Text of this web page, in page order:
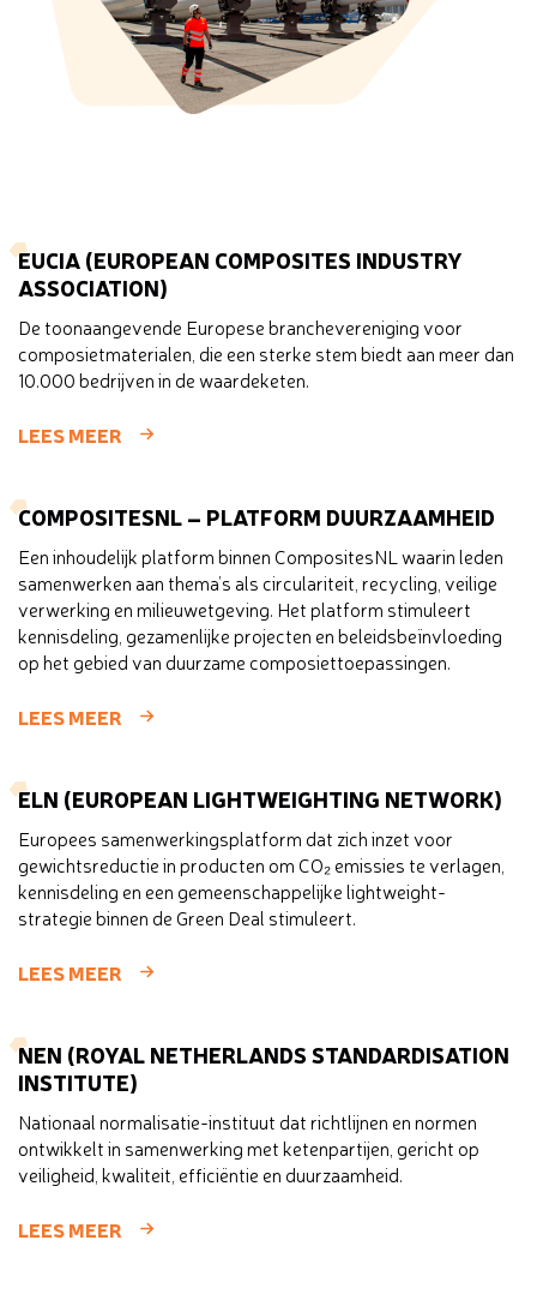
EUCIA (EUROPEAN COMPOSITES INDUSTRY
ASSOCIATION)
De toonaangevende Europese branchevereniging voor
composietmaterialen, die een sterke stem biedt aan meer dan
10.000 bedrijven in de waardeketen.
LEES MEER
COMPOSITESNL – PLATFORM DUURZAAMHEID
Een inhoudelijk platform binnen CompositesNL waarin leden
samenwerken aan thema’s als circulariteit, recycling, veilige
verwerking en milieuwetgeving. Het platform stimuleert
kennisdeling, gezamenlijke projecten en beleidsbeïnvloeding
op het gebied van duurzame composiettoepassingen.
LEES MEER
ELN (EUROPEAN LIGHTWEIGHTING NETWORK)
Europees samenwerkingsplatform dat zich inzet voor
gewichtsreductie in producten om CO₂ emissies te verlagen,
kennisdeling en een gemeenschappelijke lightweight-
strategie binnen de Green Deal stimuleert.
LEES MEER
NEN (ROYAL NETHERLANDS STANDARDISATION
INSTITUTE)
Nationaal normalisatie-instituut dat richtlijnen en normen
ontwikkelt in samenwerking met ketenpartijen, gericht op
veiligheid, kwaliteit, efficiëntie en duurzaamheid.
LEES MEER